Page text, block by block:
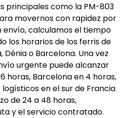
principales como la PM-803
movernos con rapidez por
envío, calculamos el tiempo
los horarios de los ferris de
o Barcelona. Una vez
urgente puede alcanzar
horas, Barcelona en 4 horas,
en el sur de Francia
de 24 a 48 horas,
y el servicio contratado.